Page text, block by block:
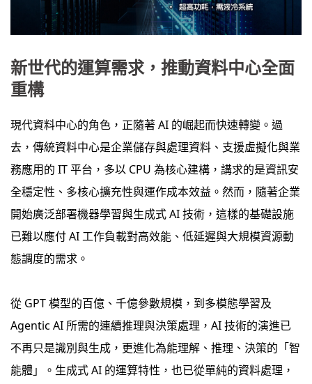
新世代的運算需求，推動資料中心全面
重構
現代資料中心的角色，正隨著 AI 的崛起而快速轉變。過
去，傳統資料中心是企業儲存與處理資料、支援虛擬化與業
務應用的 IT 平台，多以 CPU 為核心建構，講求的是資訊安
全穩定性、多核心擴充性與運作成本效益。然而，隨著企業
開始廣泛部署機器學習與生成式 AI 技術，這樣的基礎設施
已難以應付 AI 工作負載對高效能、低延遲與大規模資源動
態調度的需求。
從 GPT 模型的百億、千億參數規模，到多模態學習及
Agentic AI 所需的連續推理與決策處理，AI 技術的演進已
不再只是識別與生成，更進化為能理解、推理、決策的「智
能體」。生成式 AI 的運算特性，也已從單純的資料處理，